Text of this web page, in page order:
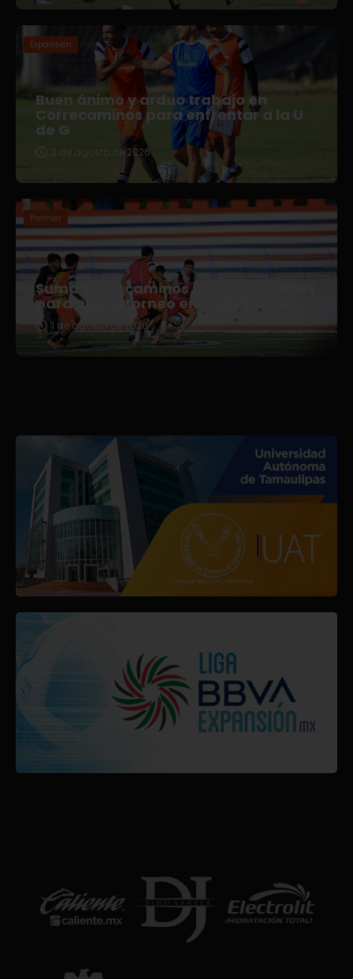
Expansión
Buen ánimo y arduo trabajo en
Correcaminos para enfrentar a la U
de G
2 de agosto de 2026
Premier
Suma Correcaminos incorporaciones
para nuevo torneo en Liga Premier
1 de agosto de 2026